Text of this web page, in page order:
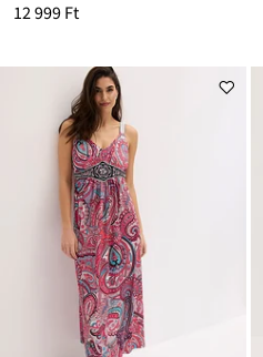
12 999 Ft